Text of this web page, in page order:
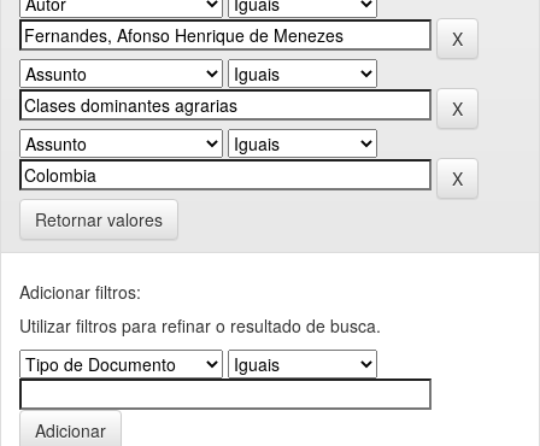
Retornar valores
Adicionar filtros:
Utilizar filtros para refinar o resultado de busca.